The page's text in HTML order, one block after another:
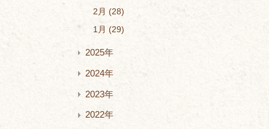
2月
28
1月
29
2025年
2024年
2023年
2022年